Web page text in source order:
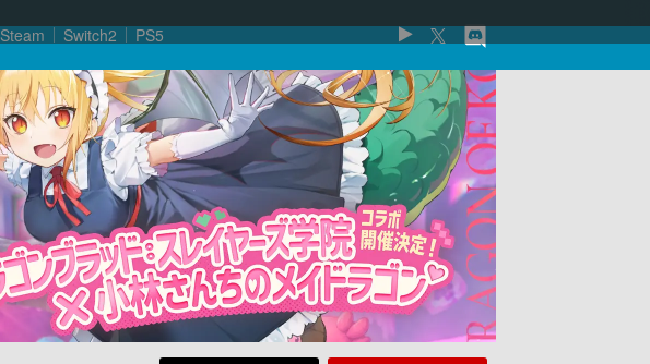
Steam Switch2 PS5